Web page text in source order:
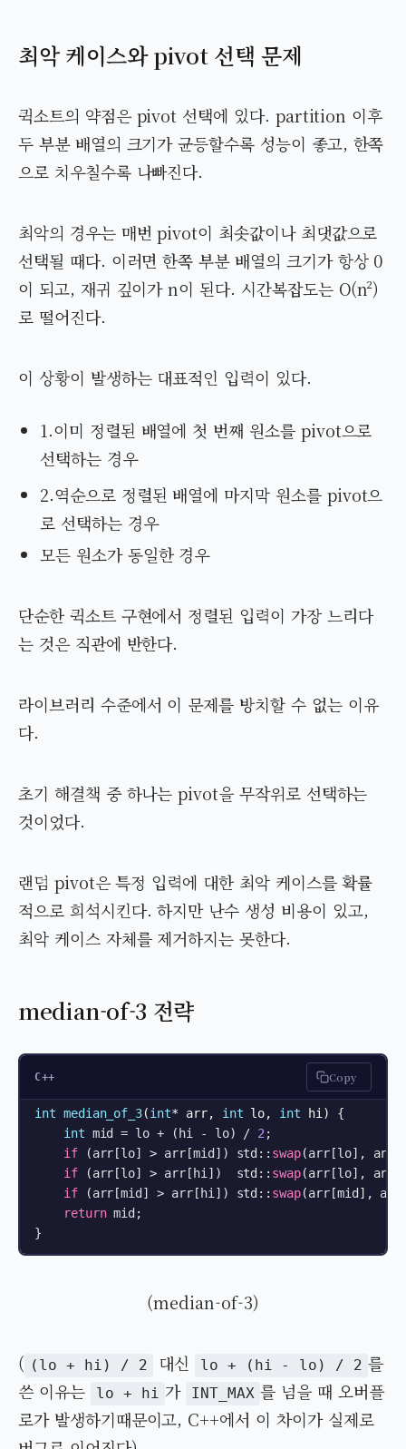
최악 케이스와 pivot 선택 문제
퀵소트의 약점은 pivot 선택에 있다. partition 이후
두 부분 배열의 크기가 균등할수록 성능이 좋고, 한쪽
으로 치우칠수록 나빠진다.
최악의 경우는 매번 pivot이 최솟값이나 최댓값으로
선택될 때다. 이러면 한쪽 부분 배열의 크기가 항상 0
이 되고, 재귀 깊이가 n이 된다. 시간복잡도는 O(n²)
로 떨어진다.
이 상황이 발생하는 대표적인 입력이 있다.
1.이미 정렬된 배열에 첫 번째 원소를 pivot으로
선택하는 경우
2.역순으로 정렬된 배열에 마지막 원소를 pivot으
로 선택하는 경우
모든 원소가 동일한 경우
단순한 퀵소트 구현에서 정렬된 입력이 가장 느리다
는 것은 직관에 반한다.
라이브러리 수준에서 이 문제를 방치할 수 없는 이유
다.
초기 해결책 중 하나는 pivot을 무작위로 선택하는
것이었다.
랜덤 pivot은 특정 입력에 대한 최악 케이스를 확률
적으로 희석시킨다. 하지만 난수 생성 비용이 있고,
최악 케이스 자체를 제거하지는 못한다.
median-of-3 전략
C++ Copy
int median_of_3(int* arr, int lo, int hi)
{
int mid = lo + (hi - lo) / 2;
if (arr[lo] > arr[mid]) std:: swap(arr[lo],
if (arr[lo] > arr[hi])  std:: swap(arr[lo],
if (arr[mid] > arr[hi]) std:: swap(arr[mid],
return mid;
}
(median-of-3)
( (lo + hi) / 2 대신 lo + (hi - lo) / 2 를
쓴 이유는
lo + hi 가 INT_MAX 를 넘을 때 오버플
로가 발생하기때문이고, C++에서 이 차이가 실제로